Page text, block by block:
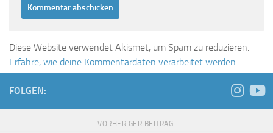
Diese Website verwendet Akismet, um Spam zu reduzieren.
Erfahre, wie deine Kommentardaten verarbeitet werden.
FOLGEN:
VORHERIGER BEITRAG